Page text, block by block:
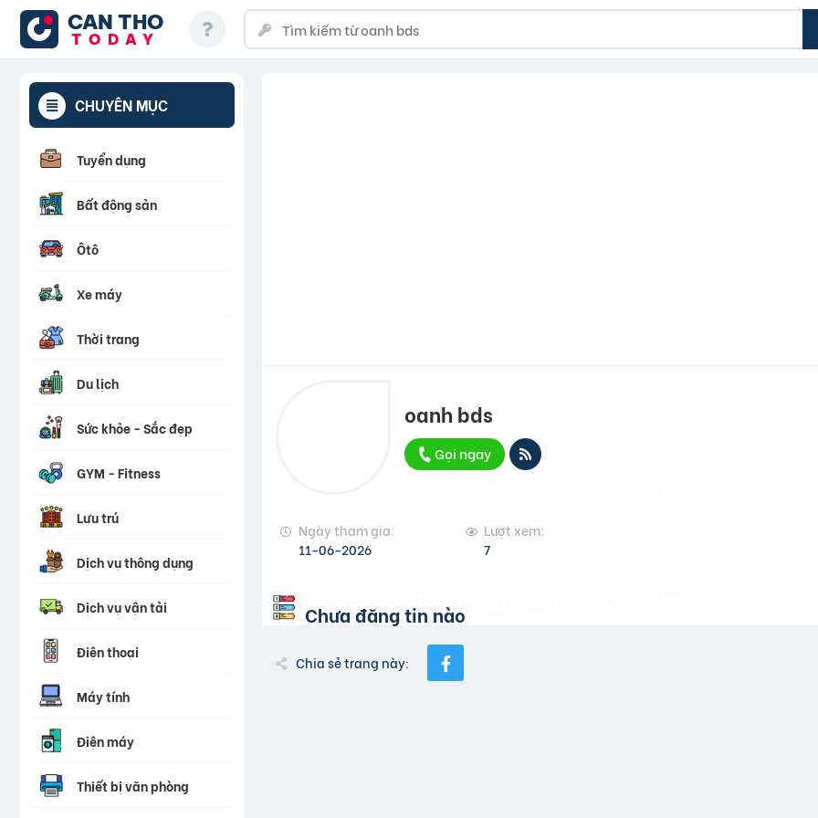
CAN THO
TODAY
CHUYÊN MỤC
Tuyển dụng
Bất động sản
Ôtô
Xe máy
Thời trang
Du lịch
Sức khỏe - Sắc đẹp
GYM - Fitness
Lưu trú
Dịch vụ thông dụng
Dịch vụ vận tải
Điện thoại
Máy tính
Điện máy
Thiết bị văn phòng
oanh bds
Gọi ngay
Ngày tham gia:
11-06-2026
Lượt xem:
7
Chưa đăng tin nào
Chia sẻ trang này: